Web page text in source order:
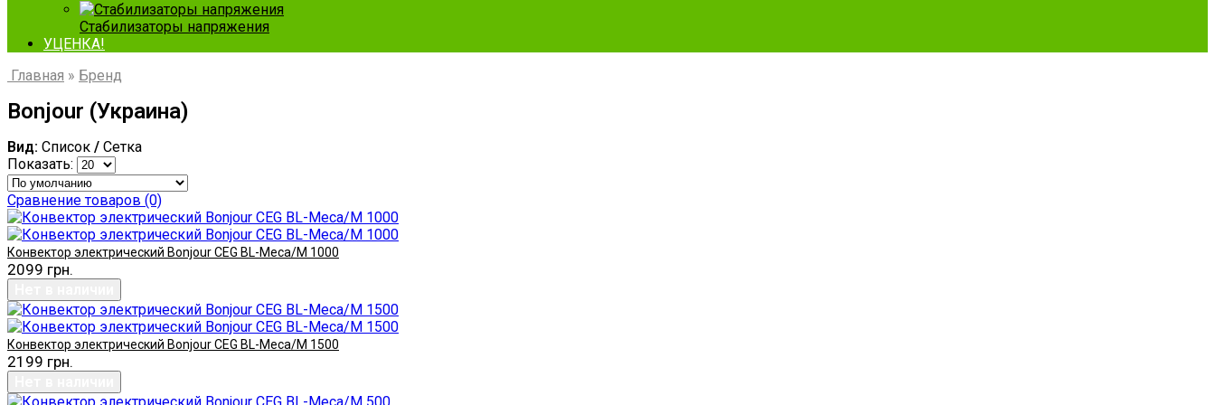
Стабилизаторы напряжения
УЦЕНКА!
Главная » Бренд
Bonjour (Украина)
Вид: Список / Сетка
Показать:
Сравнение товаров (0)
Конвектор электрический Bonjour CEG BL-Meca/M 1000
2099 грн.
Конвектор электрический Bonjour CEG BL-Meca/M 1500
2199 грн.